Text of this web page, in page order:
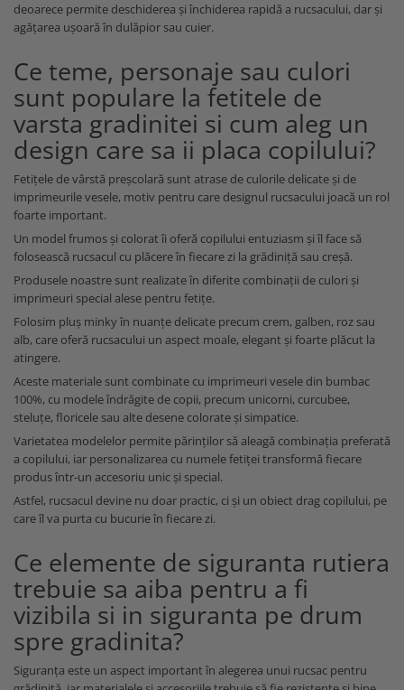
deoarece permite deschiderea și închiderea rapidă a rucsacului, dar și
agățarea ușoară în dulăpior sau cuier.
Ce teme, personaje sau culori
sunt populare la fetitele de
varsta gradinitei si cum aleg un
design care sa ii placa copilului?
Fetițele de vârstă preșcolară sunt atrase de culorile delicate și de
imprimeurile vesele, motiv pentru care designul rucsacului joacă un rol
foarte important.
Un model frumos și colorat îi oferă copilului entuziasm și îl face să
folosească rucsacul cu plăcere în fiecare zi la grădiniță sau creșă.
Produsele noastre sunt realizate în diferite combinații de culori și
imprimeuri special alese pentru fetițe.
Folosim pluș minky în nuanțe delicate precum crem, galben, roz sau
alb, care oferă rucsacului un aspect moale, elegant și foarte plăcut la
atingere.
Aceste materiale sunt combinate cu imprimeuri vesele din bumbac
100%, cu modele îndrăgite de copii, precum unicorni, curcubee,
steluțe, floricele sau alte desene colorate și simpatice.
Varietatea modelelor permite părinților să aleagă combinația preferată
a copilului, iar personalizarea cu numele fetiței transformă fiecare
produs într-un accesoriu unic și special.
Astfel, rucsacul devine nu doar practic, ci și un obiect drag copilului, pe
care îl va purta cu bucurie în fiecare zi.
Ce elemente de siguranta rutiera
trebuie sa aiba pentru a fi
vizibila si in siguranta pe drum
spre gradinita?
Siguranța este un aspect important în alegerea unui rucsac pentru